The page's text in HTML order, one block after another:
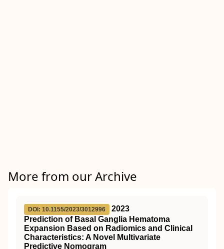
More from our Archive
DOI: 10.1155/2023/3012996
2023
Prediction of Basal Ganglia Hematoma
Expansion Based on Radiomics and Clinical
Characteristics: A Novel Multivariate
Predictive Nomogram